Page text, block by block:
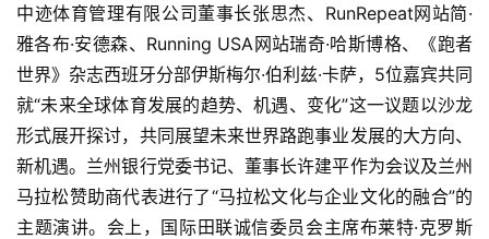
用
户
精
选
运
动
集
中迹体育管理有限公司董事长张思杰、RunRepeat网站简·
雅各布·安德森、Running USA网站瑞奇·哈斯博格、《跑者
世界》杂志西班牙分部伊斯梅尔·伯利兹·卡萨，5位嘉宾共同
就“未来全球体育发展的趋势、机遇、变化”这一议题以沙龙
形式展开探讨，共同展望未来世界路跑事业发展的大方向、
新机遇。兰州银行党委书记、董事长许建平作为会议及兰州
马拉松赞助商代表进行了“马拉松文化与企业文化的融合”的
主题演讲。会上，国际田联诚信委员会主席布莱特·克罗斯